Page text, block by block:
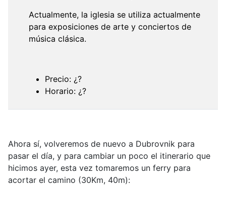
Actualmente, la iglesia se utiliza actualmente
para exposiciones de arte y conciertos de
música clásica.
Precio: ¿?
Horario: ¿?
Ahora sí, volveremos de nuevo a Dubrovnik para
pasar el día, y para cambiar un poco el itinerario que
hicimos ayer, esta vez tomaremos un ferry para
acortar el camino (30Km, 40m):